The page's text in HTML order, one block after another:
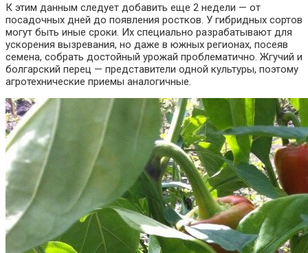
К этим данным следует добавить еще 2 недели — от
посадочных дней до появления ростков. У гибридных сортов
могут быть иные сроки. Их специально разрабатывают для
ускорения вызревания, но даже в южных регионах, посеяв
семена, собрать достойный урожай проблематично. Жгучий и
болгарский перец — представители одной культуры, поэтому
агротехнические приемы аналогичные.